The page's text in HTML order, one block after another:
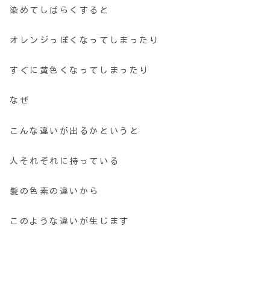
染めてしばらくすると
オレンジっぽくなってしまったり
すぐに黄色くなってしまったり
なぜ
こんな違いが出るかというと
人それぞれに持っている
髪の色素の違いから
このような違いが生じます